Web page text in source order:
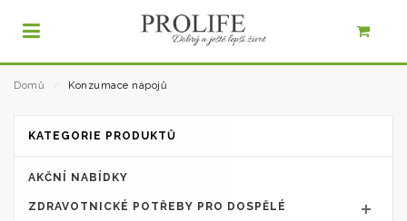
Domů Konzumace nápojů
KATEGORIE PRODUKTŮ
AKČNÍ NABÍDKY
ZDRAVOTNICKÉ POTŘEBY PRO DOSPĚLÉ